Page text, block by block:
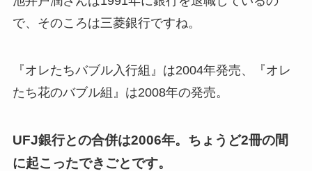
で、そのころは三菱銀行ですね。
『オレたちバブル入行組』は2004年発売、『オレ
たち花のバブル組』は2008年の発売。
UFJ銀行との合併は2006年。ちょうど2冊の間
に起こったできごとです。